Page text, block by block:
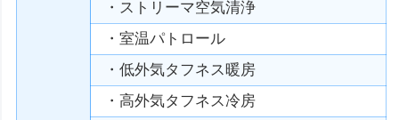
・ストリーマ空気清浄
・室温パトロール
・低外気タフネス暖房
・高外気タフネス冷房